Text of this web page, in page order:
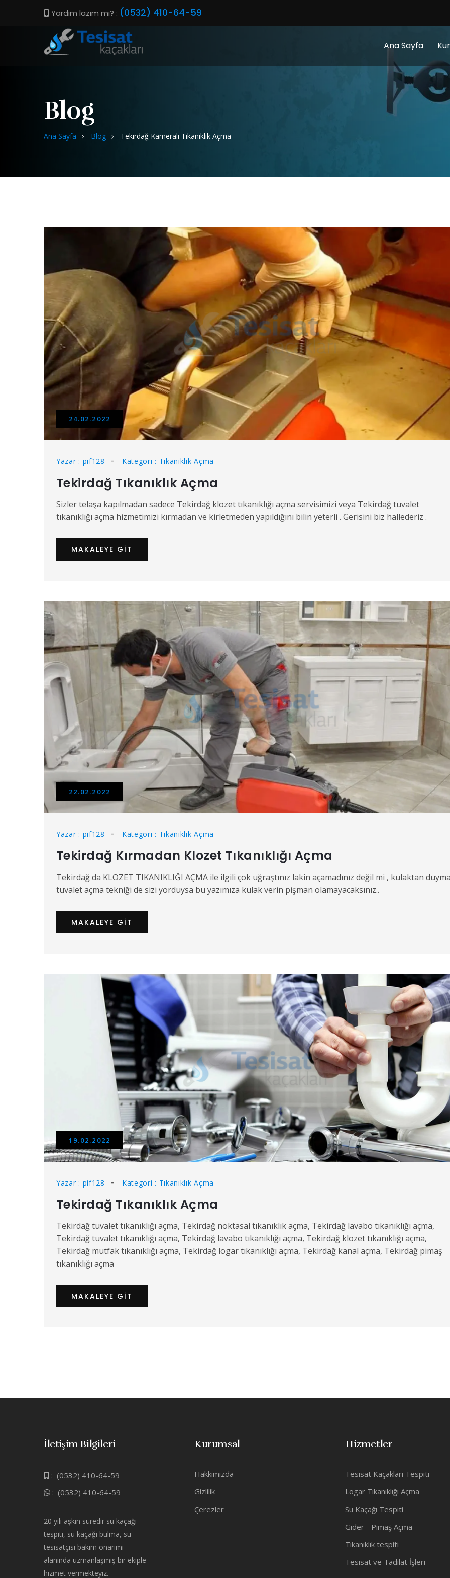
Yardım lazım mı? : (0532) 410-64-59
Ana Sayfa
Blog
Ana Sayfa Blog Tekirdağ Kameralı Tıkanıklık Açma
24.02.2022
Yazar : pif128 Kategori : Tıkanıklık Açma
Tekirdağ Tıkanıklık Açma
Sizler telaşa kapılmadan sadece Tekirdağ klozet tıkanıklığı açma servisimizi veya Tekirdağ tuvalet
tıkanıklığı açma hizmetimizi kırmadan ve kirletmeden yapıldığını bilin yeterli . Gerisini biz hallederiz .
MAKALEYE GIT
22.02.2022
Yazar : pif128 Kategori : Tıkanıklık Açma
Tekirdağ Kırmadan Klozet Tıkanıklığı Açma
Tekirdağ da KLOZET TIKANIKLIĞI AÇMA ile ilgili çok uğraştınız lakin açamadınız değil mi , kulaktan
tuvalet açma tekniği de sizi yorduysa bu yazımıza kulak verin pişman olamayacaksınız..
MAKALEYE GIT
19.02.2022
Yazar : pif128 Kategori : Tıkanıklık Açma
Tekirdağ Tıkanıklık Açma
Tekirdağ tuvalet tıkanıklığı açma, Tekirdağ noktasal tıkanıklık açma, Tekirdağ lavabo tıkanıklığı açma,
Tekirdağ tuvalet tıkanıklığı açma, Tekirdağ lavabo tıkanıklığı açma, Tekirdağ klozet tıkanıklığı açma,
Tekirdağ mutfak tıkanıklığı açma, Tekirdağ logar tıkanıklığı açma, Tekirdağ kanal açma, Tekirdağ pimaş
tıkanıklığı açma
MAKALEYE GIT
İletişim Bilgileri
: (0532) 410-64-59
: (0532) 410-64-59
20 yılı aşkın süredir su kaçağı
tespiti, su kaçağı bulma, su
tesisatçısı bakım onarımı
alanında uzmanlaşmış bir ekiple
hizmet vermekteyiz.
Kurumsal
Hakkımızda
Gizlilik
Çerezler
Hizmetler
Tesisat Kaçakları Tespiti
Logar Tıkanıklığı Açma
Su Kaçağı Tespiti
Gider - Pimaş Açma
Tıkanıklık tespiti
Tesisat ve Tadilat İşleri